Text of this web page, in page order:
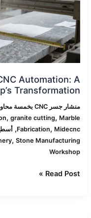
Automation: A
Transformation
منشار جسر CNC بخمسة محاور
, granite cutting, Marble
Fabrication, Midecnc
,
, Stone Manufacturing
Workshop
Automation:
Small
Stone
Workshop’s
Transformation
Read Post »